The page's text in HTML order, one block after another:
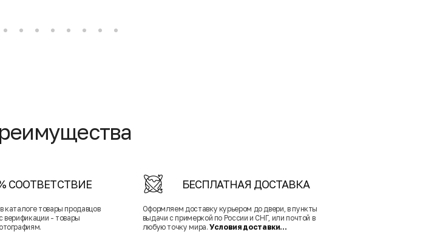
СООТВЕТСТВИЕ
каталоге товары продавцов
верификации - товары
БЕСПЛАТНАЯ ДОСТАВКА
Оформляем доставку курьером до двери, в пункты
выдачи с примеркой по России и СНГ, или почтой в
любую точку мира.Условия доставки...